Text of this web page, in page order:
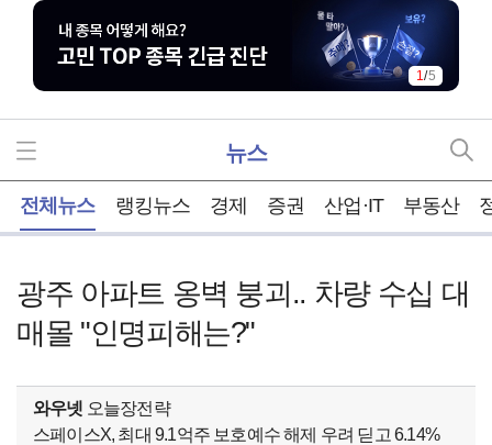
1/5
뉴스
전체뉴스 랭킹뉴스 경제 증권 산업·IT 부동산
광주 아파트 옹벽 붕괴.. 차량 수십 대
매몰 "인명피해는?"
와우넷 오늘장전략
스페이스X, 최대 9.1억주 보호예수 해제 우려 딛고 6.14%